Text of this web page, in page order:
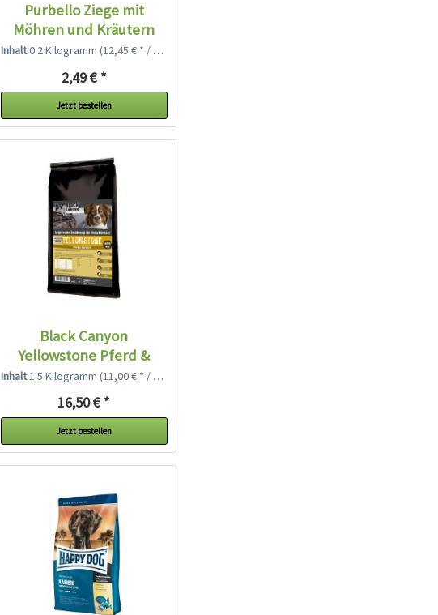
Purbello Ziege mit
Möhren und Kräutern
Inhalt0.2 Kilogramm (12,45 € * / 1 Kilogramm)
2,49 € *
Jetzt bestellen
Black Canyon
Yellowstone Pferd &
Kartoffel
Inhalt1.5 Kilogramm (11,00 € * / 1 Kilogramm)
16,50 € *
Jetzt bestellen